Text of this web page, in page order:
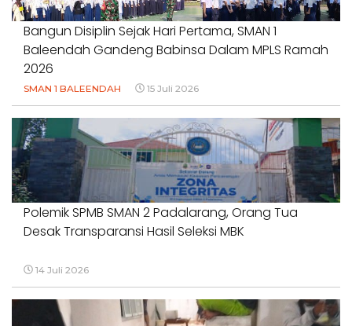
Bangun Disiplin Sejak Hari Pertama, SMAN 1
Baleendah Gandeng Babinsa Dalam MPLS Ramah
2026
SMAN 1 BALEENDAH 15 Juli 2026
Polemik SPMB SMAN 2 Padalarang, Orang Tua
Desak Transparansi Hasil Seleksi MBK
14 Juli 2026